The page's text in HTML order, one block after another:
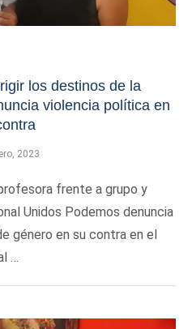
los destinos de la
violencia política en
2023
frente a grupo y
Unidos Podemos denuncia
género en su contra en el
…